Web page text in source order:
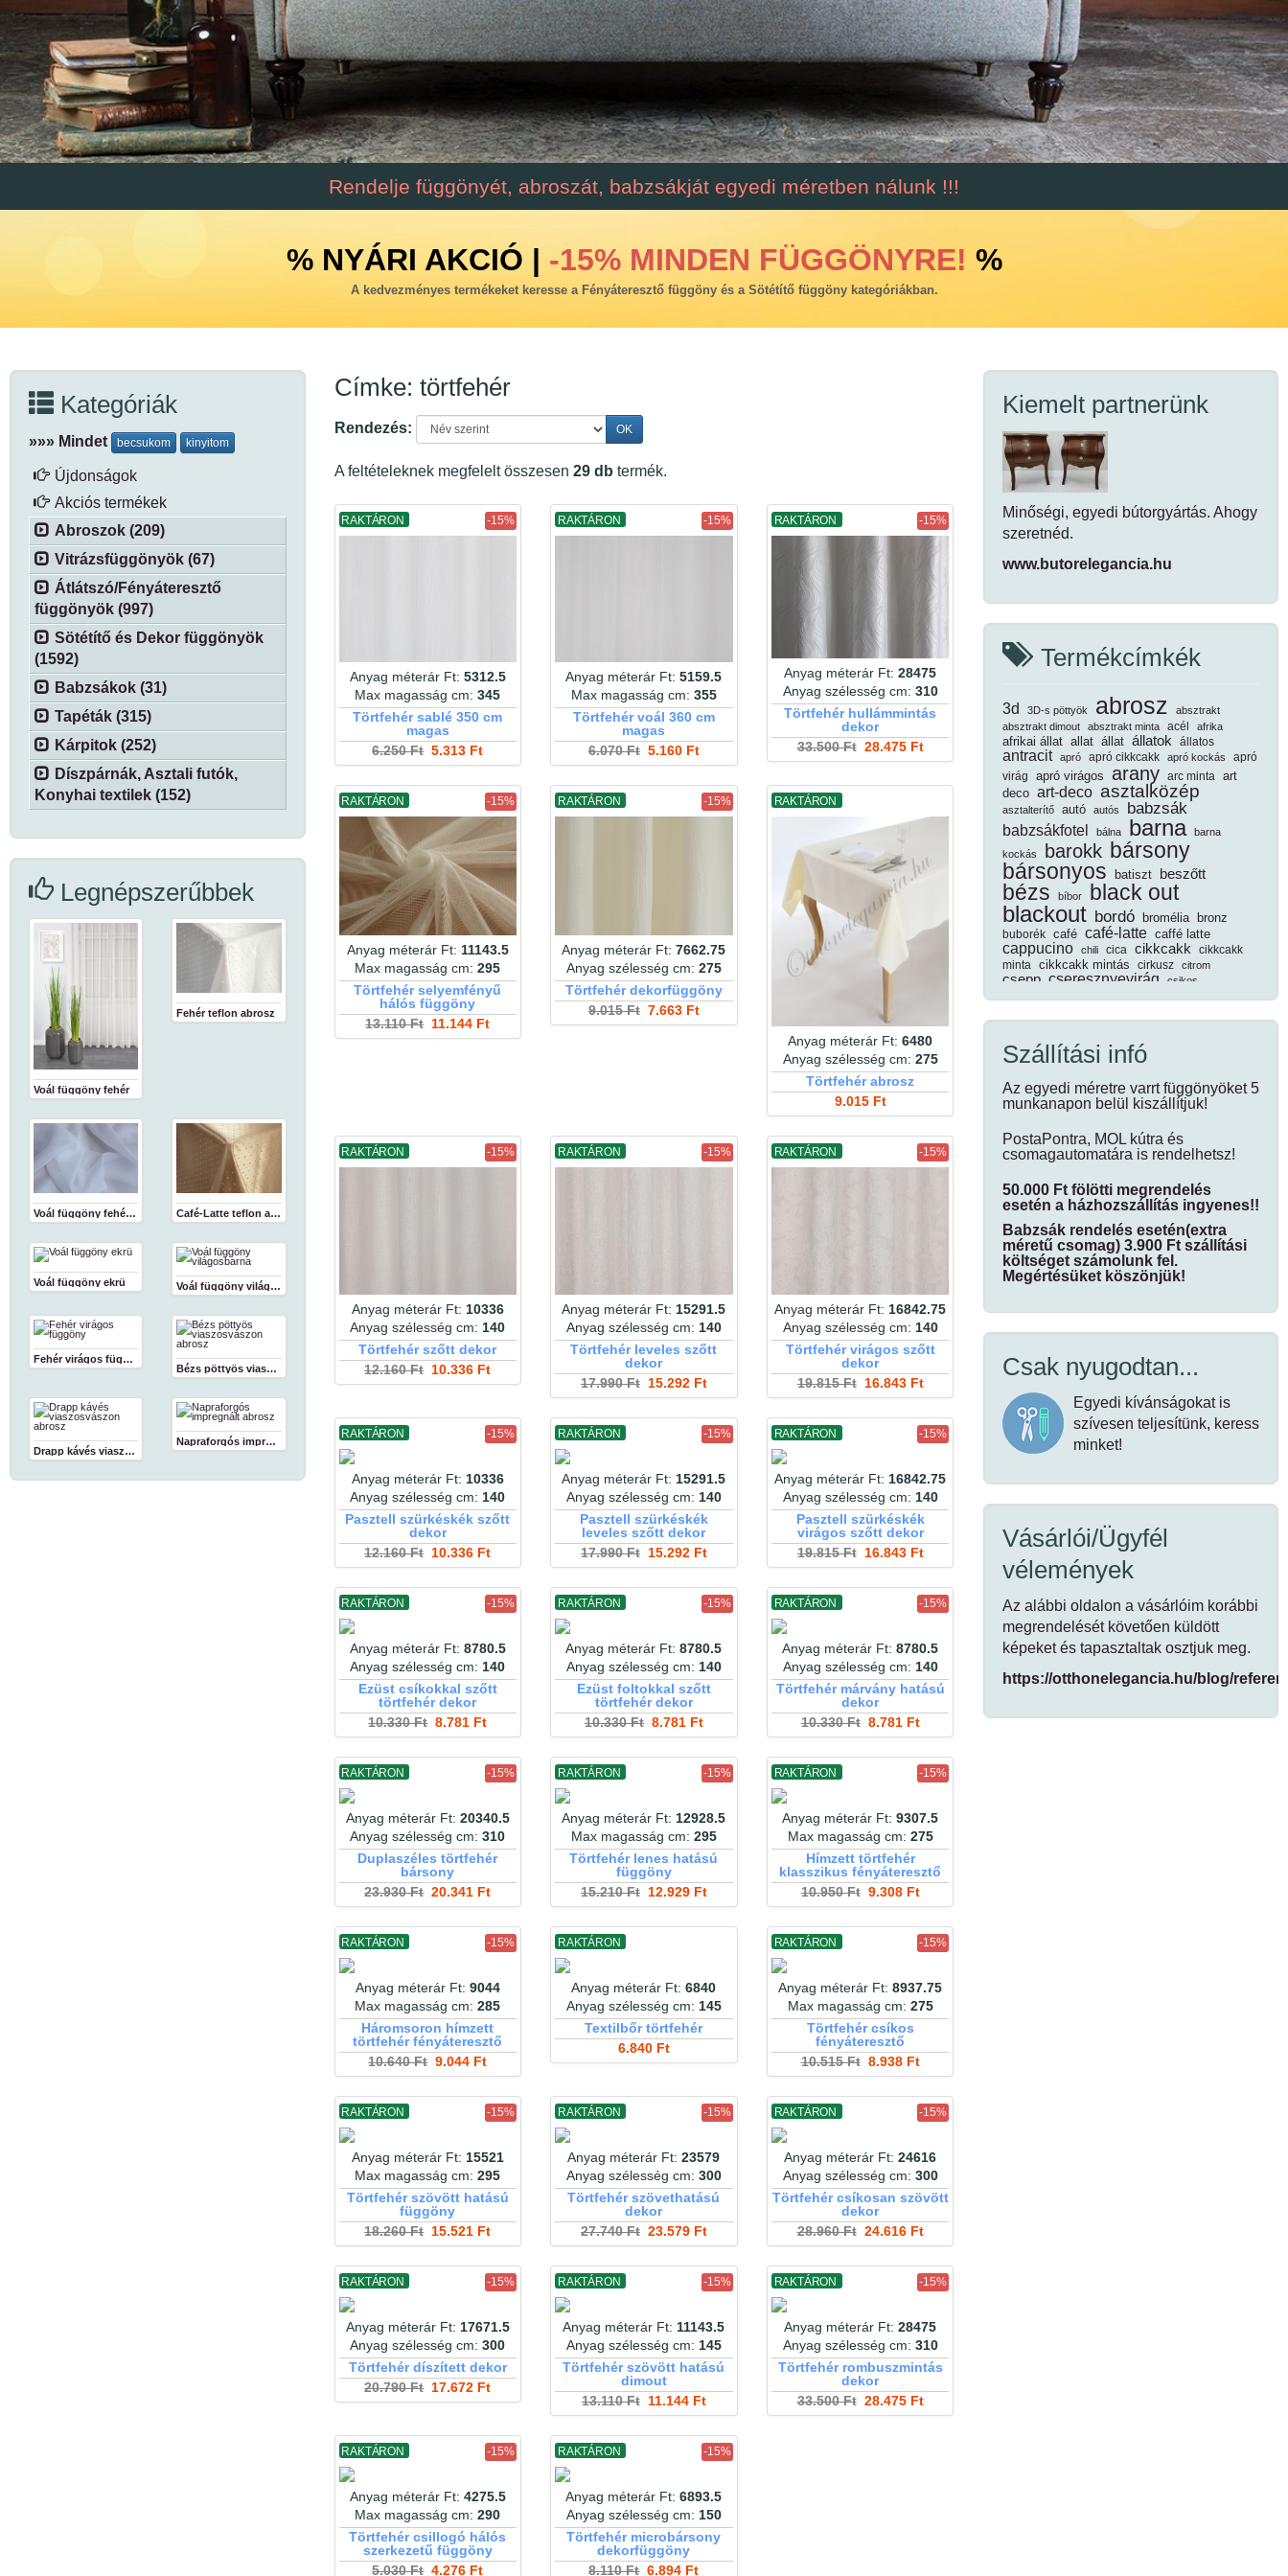
Rendelje függönyét, abroszát, babzsákját egyedi méretben nálunk !!!
% NYÁRI AKCIÓ | -15% MINDEN FÜGGÖNYRE! %
A kedvezményes termékeket keresse a Fényáteresztő függöny és a Sötétítő függöny kategóriákban.
Kategóriák
»»» Mindet becsukom kinyitom
Újdonságok
Akciós termékek
Abroszok (209)
Vitrázsfüggönyök (67)
Átlátszó/Fényáteresztő
függönyök (997)
Sötétítő és Dekor függönyök
(1592)
Babzsákok (31)
Tapéták (315)
Kárpitok (252)
Díszpárnák, Asztali futók,
Konyhai textilek (152)
Legnépszerűbbek
Voál függöny fehér
Fehér teflon abrosz
Voál függöny fehér 180 cm Café-Latte teflon abrosz
Voál függöny ekrü Voál függöny világosbarna
Fehér virágos függöny
Bézs pöttyös viaszosvászon abrosz
Drapp kávés viaszosvászon abrosz
Napraforgós impregnált abrosz
Címke: törtfehér
Rendezés: OK
A feltételeknek megfelelt összesen 29 db termék.
RAKTÁRON -15%
Anyag méterár Ft: 5312.5
Max magasság cm:345
Törtfehér sablé 350 cm
magas
6.250 Ft5.313 Ft
RAKTÁRON -15%
Anyag méterár Ft:5159.5
Max magasság cm: 355
Törtfehér voál 360 cm
magas
6.070 Ft5.160 Ft
RAKTÁRON -15%
Anyag méterár Ft:28475
Anyag szélesség cm: 310
Törtfehér hullámmintás
dekor
33.500 Ft28.475 Ft
RAKTÁRON -15%
Anyag méterár Ft: 11143.5
Max magasság cm:295
Törtfehér selyemfényű
hálós függöny
13.110 Ft11.144 Ft
RAKTÁRON -15%
Anyag méterár Ft:7662.75
Anyag szélesség cm: 275
Törtfehér dekorfüggöny
9.015 Ft7.663 Ft
RAKTÁRON
Anyag méterár Ft:6480
Anyag szélesség cm: 275
Törtfehér abrosz
9.015 Ft
RAKTÁRON -15%
Anyag méterár Ft: 10336
Anyag szélesség cm:140
Törtfehér szőtt dekor
12.160 Ft10.336 Ft
RAKTÁRON -15%
Anyag méterár Ft:15291.5
Anyag szélesség cm: 140
Törtfehér leveles szőtt
dekor
17.990 Ft15.292 Ft
RAKTÁRON -15%
Anyag méterár Ft:16842.75
Anyag szélesség cm: 140
Törtfehér virágos szőtt
dekor
19.815 Ft16.843 Ft
RAKTÁRON -15%
Anyag méterár Ft: 10336
Anyag szélesség cm:140
Pasztell szürkéskék szőtt
dekor
12.160 Ft10.336 Ft
RAKTÁRON -15%
Anyag méterár Ft:15291.5
Anyag szélesség cm: 140
Pasztell szürkéskék
leveles szőtt dekor
17.990 Ft15.292 Ft
RAKTÁRON -15%
Anyag méterár Ft:16842.75
Anyag szélesség cm: 140
Pasztell szürkéskék
virágos szőtt dekor
19.815 Ft16.843 Ft
RAKTÁRON -15%
Anyag méterár Ft: 8780.5
Anyag szélesség cm:140
Ezüst csíkokkal szőtt
törtfehér dekor
10.330 Ft8.781 Ft
RAKTÁRON -15%
Anyag méterár Ft:8780.5
Anyag szélesség cm: 140
Ezüst foltokkal szőtt
törtfehér dekor
10.330 Ft8.781 Ft
RAKTÁRON -15%
Anyag méterár Ft:8780.5
Anyag szélesség cm: 140
Törtfehér márvány hatású
dekor
10.330 Ft8.781 Ft
RAKTÁRON -15%
Anyag méterár Ft: 20340.5
Anyag szélesség cm:310
Duplaszéles törtfehér
bársony
23.930 Ft20.341 Ft
RAKTÁRON -15%
Anyag méterár Ft:12928.5
Max magasság cm: 295
Törtfehér lenes hatású
függöny
15.210 Ft12.929 Ft
RAKTÁRON -15%
Anyag méterár Ft:9307.5
Max magasság cm: 275
Hímzett törtfehér
klasszikus fényáteresztő
10.950 Ft9.308 Ft
RAKTÁRON -15%
Anyag méterár Ft: 9044
Max magasság cm:285
Háromsoron hímzett
törtfehér fényáteresztő
10.640 Ft9.044 Ft
RAKTÁRON
Anyag méterár Ft:6840
Anyag szélesség cm: 145
Textilbőr törtfehér
6.840 Ft
RAKTÁRON -15%
Anyag méterár Ft:8937.75
Max magasság cm: 275
Törtfehér csíkos
fényáteresztő
10.515 Ft8.938 Ft
RAKTÁRON -15%
Anyag méterár Ft: 15521
Max magasság cm:295
Törtfehér szövött hatású
függöny
18.260 Ft15.521 Ft
RAKTÁRON -15%
Anyag méterár Ft:23579
Anyag szélesség cm: 300
Törtfehér szövethatású
dekor
27.740 Ft23.579 Ft
RAKTÁRON -15%
Anyag méterár Ft:24616
Anyag szélesség cm: 300
Törtfehér csíkosan szövött
dekor
28.960 Ft24.616 Ft
RAKTÁRON -15%
Anyag méterár Ft: 17671.5
Anyag szélesség cm:300
Törtfehér díszített dekor
20.790 Ft17.672 Ft
RAKTÁRON -15%
Anyag méterár Ft:11143.5
Anyag szélesség cm: 145
Törtfehér szövött hatású
dimout
13.110 Ft11.144 Ft
RAKTÁRON -15%
Anyag méterár Ft:28475
Anyag szélesség cm: 310
Törtfehér rombuszmintás
dekor
33.500 Ft28.475 Ft
RAKTÁRON -15%
Anyag méterár Ft: 4275.5
Max magasság cm:290
Törtfehér csillogó hálós
szerkezetű függöny
5.030 Ft4.276 Ft
RAKTÁRON -15%
Anyag méterár Ft:6893.5
Anyag szélesség cm: 150
Törtfehér microbársony
dekorfüggöny
8.110 Ft6.894 Ft
Kiemelt partnerünk
Minőségi, egyedi bútorgyártás. Ahogy
szeretnéd.
www.butorelegancia.hu
Termékcímkék
3d 3D-s pöttyök abrosz
absztrakt
absztrakt dimout
absztrakt minta acél afrika
afrikai állat allat állat állatok állatos
antracit apró apró cikkcakk apró kockás
apró
virág
apró virágos arany arc minta
art
deco art-deco asztalközép
asztalterítő autó autós babzsák
babzsákfotel bálna barna
barna
kockás
barokk bársony
bársonyos
batiszt beszőtt
bézs bíbor black out
blackout bordó bromélia bronz
buborék café café-latte caffé latte
cappucino chili cica cikkcakk
cikkcakk
minta
cikkcakk mintás cirkusz citrom
csepp cseresznyevirág csikos
csíkos csillogó csoki damaszt
daru dekor denim diagonál dim out
dimout dínó díszpárna
drapp
edényfogó kesztyű egyszínű
elefántcsont elegáns élővilág eper erdei
fánk fehér fekete fekete kockás
félorganza fényáteresztő
fényes fenyő fodros forgófonalas
futó függöny fűszernövény
geometriai geometriai minta
geometriai mintás geometria minta gesztenye
gézhatású grafit gránátalma
gyerek gyümölcsfa gyűrt hal
hullám minta hullámminta
hullámmintás hullámos húsvéti
húsvéti
nyuszis
impregnált indaminta
inox
jacquard jégkék kakaóbab
kalanderezett bársony karácsony
karácsonyi karácsonyi terítő
klasszikus
konyharuha koptatott koptatott
hatású korall kőmintás kör mintás
kötény kötött hatású
labirintus láma láncminta
len lenes lenes hatású len hatású
leopárd levél levelek
leveles leveles mintás levél minta
levélminta levélmintás levendula
levendulás lila londonos lufi madár
Szállítási infó
Az egyedi méretre varrt függönyöket 5
munkanapon belül kiszállítjuk!
PostaPontra, MOL kútra és
csomagautomatára is rendelhetsz!
50.000 Ft fölötti megrendelés
esetén a házhozszállítás ingyenes!!
Babzsák rendelés esetén(extra
méretű csomag) 3.900 Ft szállítási
költséget számolunk fel.
Megértésüket köszönjük!
Csak nyugodtan...
Egyedi kívánságokat is
szívesen teljesítünk, keress
minket!
Vásárlói/Ügyfél
vélemények
Az alábbi oldalon a vásárlóim korábbi
megrendelését követően küldött
képeket és tapasztaltak osztjuk meg.
https://otthonelegancia.hu/blog/